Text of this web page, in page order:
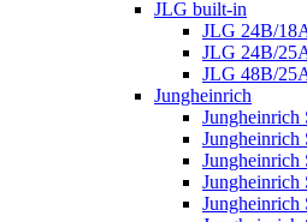
JLG built-in
JLG 24B/
JLG 24B/
JLG 48B/
Jungheinrich